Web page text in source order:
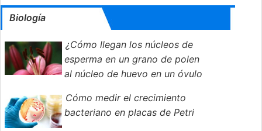
Biología
¿Cómo llegan los núcleos de
esperma en un grano de polen
al núcleo de huevo en un óvulo
Cómo medir el crecimiento
bacteriano en placas de Petri